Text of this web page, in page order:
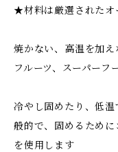
★材料は厳選されたオ
焼かない、高温を加え
フルーツ、スーパーフ
冷やし固めたり、低
般的で、固めるため
を使用します